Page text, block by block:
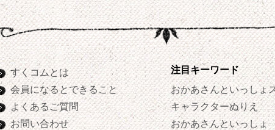
すくコムとは
会員になるとできること
よくあるご質問
お問い合わせ
注目キーワード
おかあさんといっしょ
キャラクターぬりえ
おかあさんといっしょ